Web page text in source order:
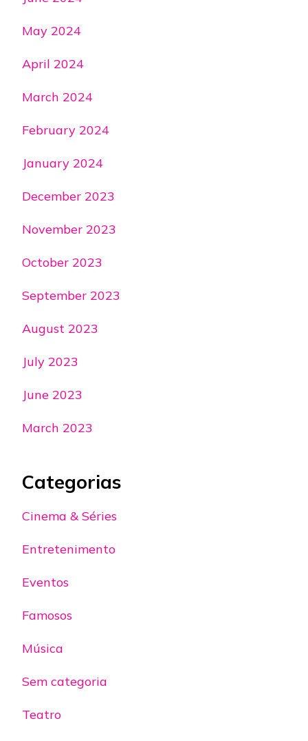
May 2024
April 2024
March 2024
February 2024
January 2024
December 2023
November 2023
October 2023
September 2023
August 2023
July 2023
June 2023
March 2023
Categorias
Cinema & Séries
Entretenimento
Eventos
Famosos
Música
Sem categoria
Teatro